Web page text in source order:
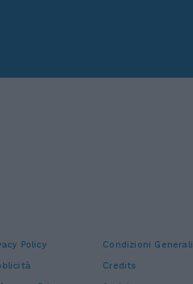
Policy
Condizioni Generali
Credits